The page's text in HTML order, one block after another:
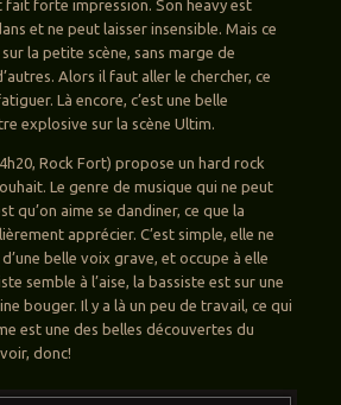
fait forte impression. Son heavy est
et ne peut laisser insensible. Mais ce
la petite scène, sans marge de
Alors il faut aller le chercher, ce
Là encore, c’est une belle
explosive sur la scène Ultim.
Rock Fort) propose un hard rock
Le genre de musique qui ne peut
qu’on aime se dandiner, ce que la
apprécier. C’est simple, elle ne
belle voix grave, et occupe à elle
semble à l’aise, la bassiste est sur une
bouger. Il y a là un peu de travail, ce qui
est une des belles découvertes du
donc!